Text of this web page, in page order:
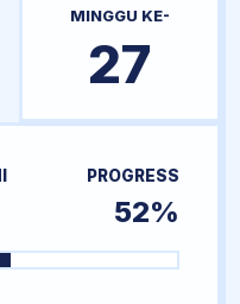
MINGGU KE-
27
PROGRESS
52%